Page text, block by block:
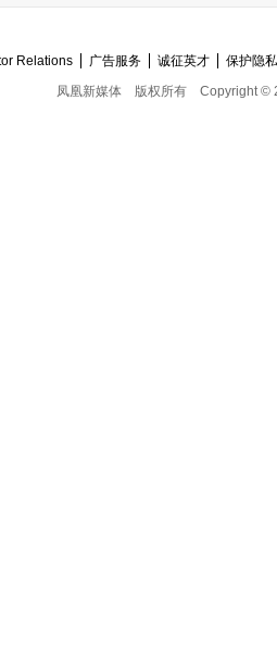
Relations 广告服务 诚征英才
保护隐
凤凰新媒体
版权所有 Copyright ©